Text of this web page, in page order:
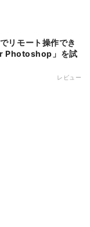
リモート操作でき
Photoshop」を試
レビュー